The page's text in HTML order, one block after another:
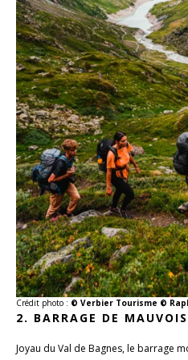
Crédit photo : © Verbier Tourisme ©
2. BARRAGE DE
Joyau du Val de Bagnes, le barrage